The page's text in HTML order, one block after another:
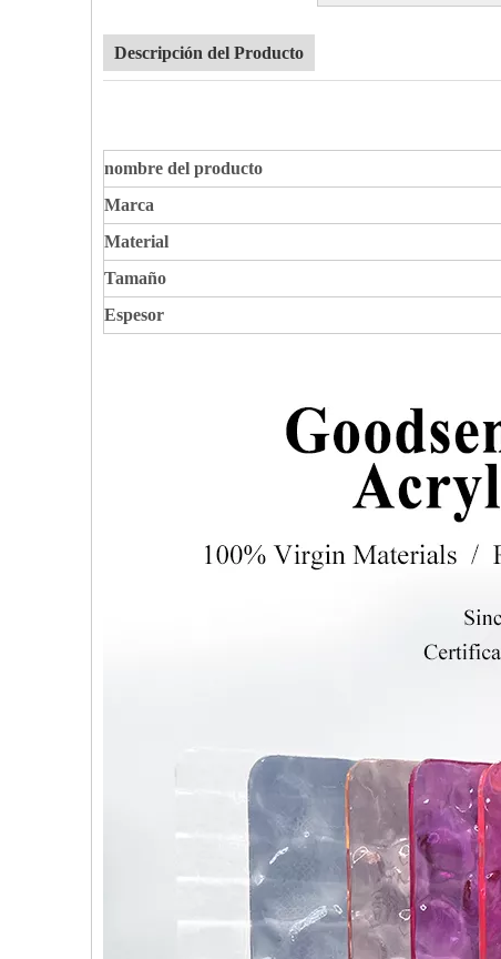
Descripción del Producto
nombre del producto
Marca
Material
Tamaño
Espesor